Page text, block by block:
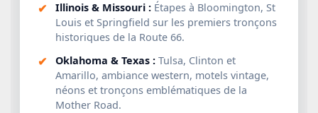
Illinois & Missouri : Étapes à Bloomington, St
Louis et Springfield sur les premiers tronçons
historiques de la Route 66.
Oklahoma & Texas : Tulsa, Clinton et
Amarillo, ambiance western, motels vintage,
néons et tronçons emblématiques de la
Mother Road.